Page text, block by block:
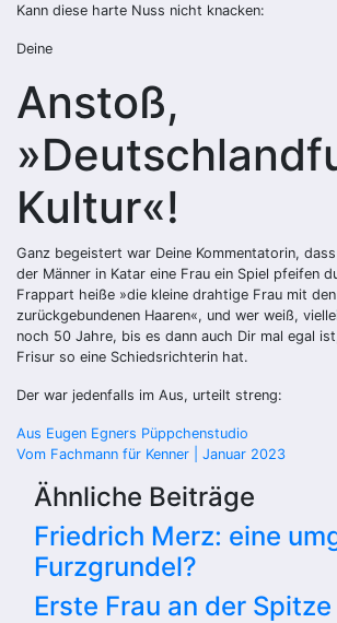
Kann diese harte Nuss nicht knacken:
Deine
Anstoß,
Kultur«!
Ganz begeistert war Deine Kommentatorin,
der Männer in Katar eine Frau ein Spiel pfeifen
Frappart heiße »die kleine drahtige Frau mit
zurückgebundenen Haaren«, und wer weiß,
noch 50 Jahre, bis es dann auch Dir mal egal
Frisur so eine Schiedsrichterin hat.
Der war jedenfalls im Aus, urteilt streng:
Beitragsnavigation
Aus Eugen Egners Püppchenstudio
Vom Fachmann für Kenner | Januar 2023
Ähnliche Beiträge
Friedrich Merz: eine
Furzgrundel?
Erste Frau an der